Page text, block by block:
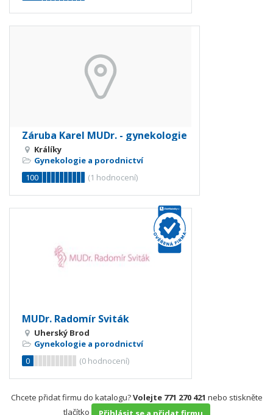
Záruba Karel MUDr. - gynekologie
Králíky
Gynekologie a porodnictví
100
(1 hodnocení)
MUDr. Radomír Sviták
Uherský Brod
Gynekologie a porodnictví
0
(0 hodnocení)
Chcete přidat firmu do katalogu?Volejte 771 270 421 nebo stiskněte
tlačítko